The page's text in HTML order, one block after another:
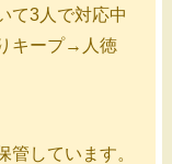
て3人で対応中
キープ→人徳
管しています。